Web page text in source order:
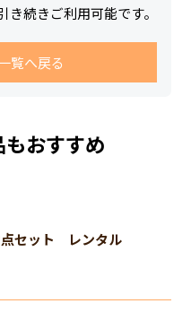
き続きご利用可能です。
覧へ戻る
おすすめ
点セット レンタル